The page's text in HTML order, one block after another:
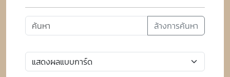
ล้างการค้นหา